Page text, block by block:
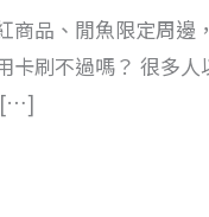
商品、閒魚限定周邊
卡刷不過嗎？ 很多人
[…]